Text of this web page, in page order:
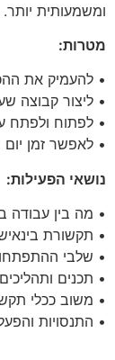
ומשמעותית יותר.
מטרות:
• להעמיק את
• ליצור קבוצה
• לפתוח ולפתח
• לאפשר זמן יום
נושאי הפעילות:
• מה בין עבודה
• תקשורת
• שלבי
• תכנים
• משוב ככלי
• התנסויות